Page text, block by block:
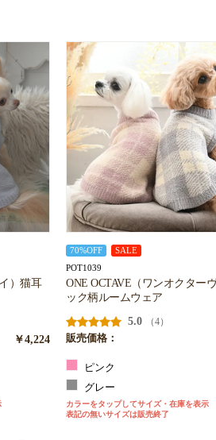
）猫耳
￥4,224
70%OFF SALE
POT1039
ONE OCTAVE（ワンオクター
ック柄ルームウェア
5.0
（4）
販売価格：
ピンク
グレー
カラーをタップしてサイズ・在庫を表示
表記の無いサイズは販売終了